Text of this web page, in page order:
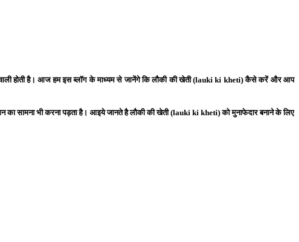
वाली होती है। आज हम इस ब्लॉग के माध्यम से जानेंगे कि लौकी की खेती (lauki ki kheti) कैसे करें और आप
का सामना भी करना पड़ता है। आइये जानते है लौकी की खेती (lauki ki kheti) को मुनाफेदार बनाने के लिए